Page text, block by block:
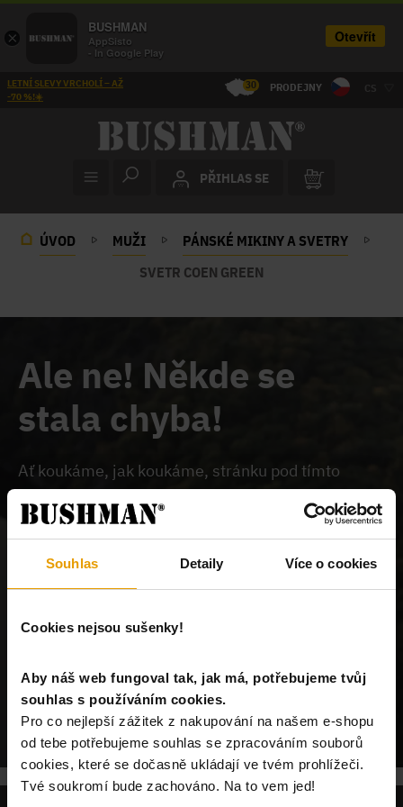
Souhlas Detaily Více o cookies
Cookies nejsou sušenky!
Aby náš web fungoval tak, jak má, potřebujeme tvůj
souhlas s používáním cookies.
Pro co nejlepší zážitek z nakupování na našem e-shopu
od tebe potřebujeme souhlas se zpracováním souborů
cookies, které se dočasně ukládají ve tvém prohlížeči.
Tvé soukromí bude zachováno. Na to vem jed!
LETNÍ SLEVY VRCHOLÍ – AŽ
-70 %!☀️
30 PRODEJNY CS
PŘIHLAS SE
ÚVOD MUŽI
PÁNSKÉ MIKINY A SVETRY
SVETR COEN GREEN
Ale ne! Někde se
stala chyba!
Ať koukáme, jak koukáme, stránku pod tímto
odkazem na našem webu nemůžeme najít.
Buď je
chybně zadaný odkaz, nebo je požadovaný produkt
POKRAČUJ NA ÚVODNÍ STRÁNKU
×
BUSHMAN
AppSisto
- In Google Play
Otevřít